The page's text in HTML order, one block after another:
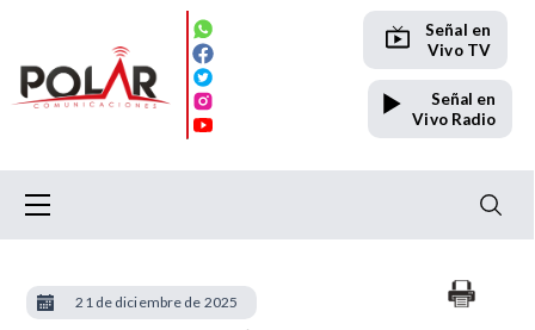
Señal en
Vivo TV
Señal en
Vivo Radio
21 de diciembre de 2025